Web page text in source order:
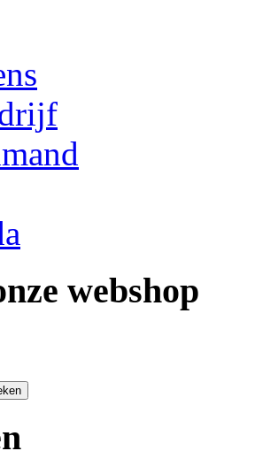
webshop